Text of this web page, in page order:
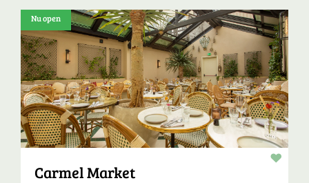
Nu open
Carmel Market